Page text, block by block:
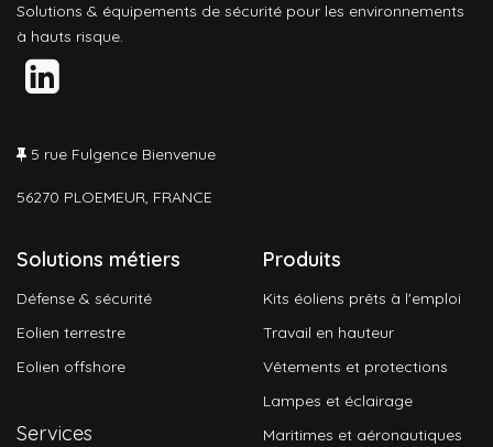
Solutions & équipements de sécurité pour les environnements
à hauts risque.
5 rue Fulgence Bienvenue
56270 PLOEMEUR, FRANCE
Solutions métiers
Défense & sécurité
Eolien terrestre
Eolien offshore
Services
Produits
Kits éoliens prêts à l'emploi
Travail en hauteur
Vêtements et protections
Lampes et éclairage
Maritimes et aéronautiques